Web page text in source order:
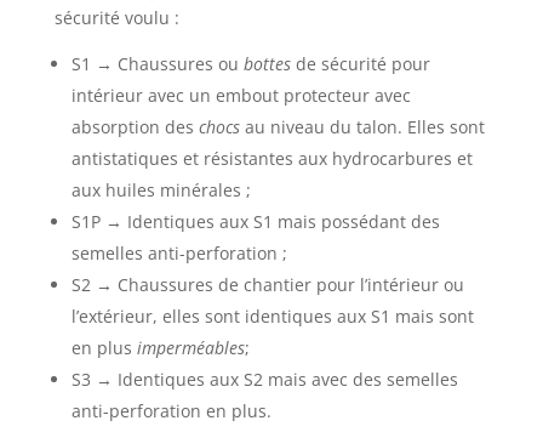
sécurité voulu :
S1 → Chaussures ou bottesde sécurité pour
intérieur avec un embout protecteur avec
absorption des chocsau niveau du talon. Elles sont
antistatiques et résistantes aux hydrocarbures et
aux huiles minérales ;
S1P → Identiques aux S1 mais possédant des
semelles anti-perforation ;
S2 → Chaussures de chantier pour l’intérieur ou
l’extérieur, elles sont identiques aux S1 mais sont
en plus imperméables;
S3 → Identiques aux S2 mais avec des semelles
anti-perforation en plus.